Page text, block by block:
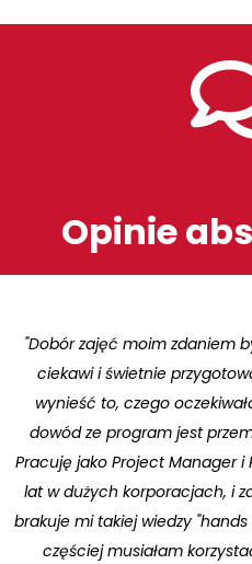
Opinie
"Dobór zajęć moim zdaniem
ciekawi i świetnie
wynieść to, czego
dowód ze program jest
Pracuję jako Project Manager
lat w dużych korporacjach, i
brakuje mi takiej wiedzy
częściej musiałam